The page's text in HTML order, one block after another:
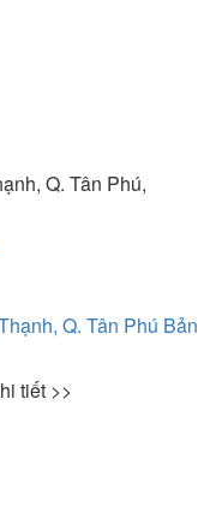
Q. Tân Phú,
Q. Tân Phú Bản
tiết >>